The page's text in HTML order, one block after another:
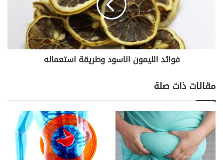
فوائد الليمون الاسود وطريقة استعماله
مقالات ذات صلة